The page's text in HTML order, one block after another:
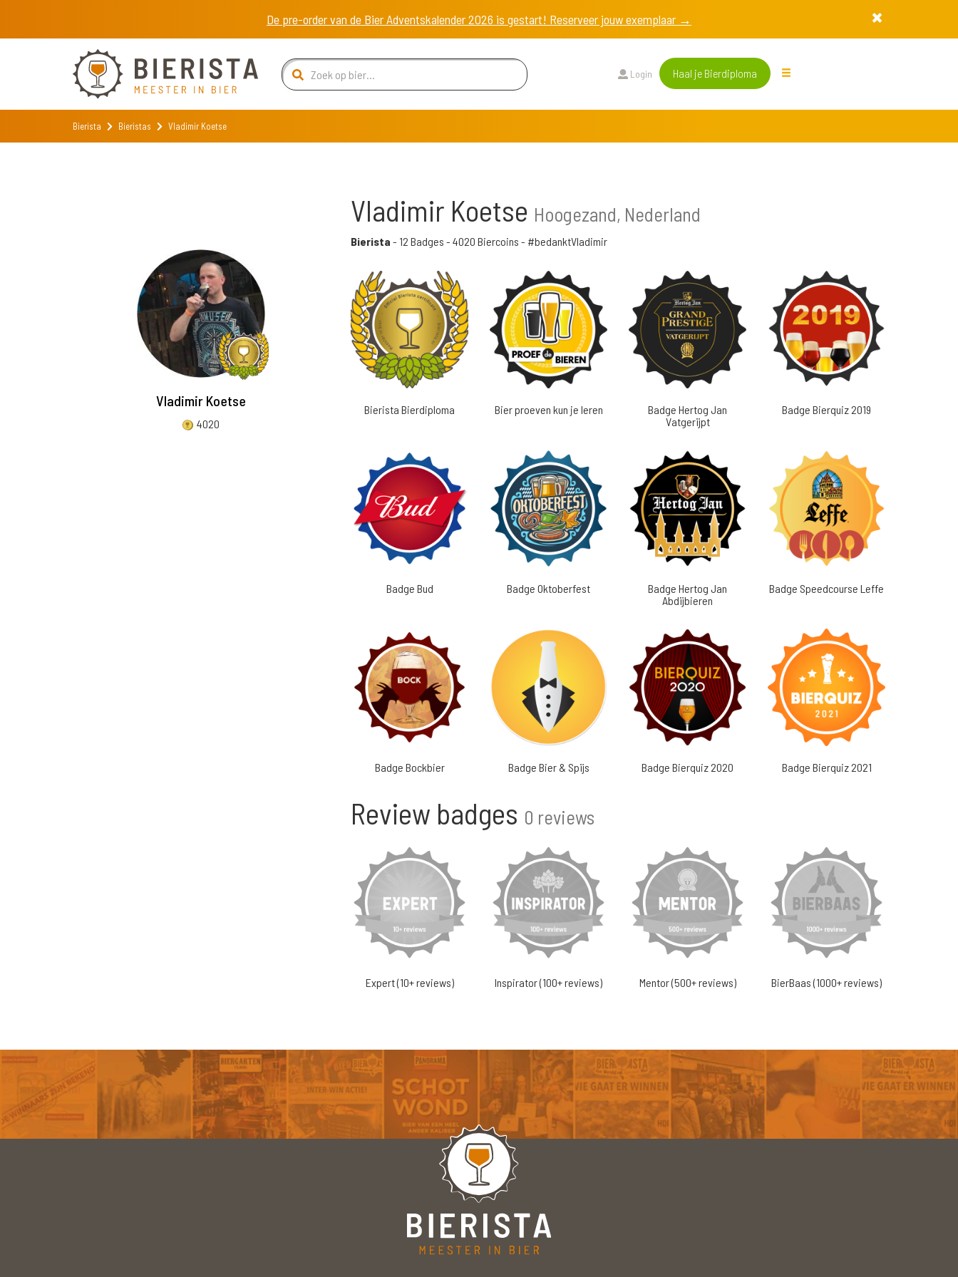
De pre-order van de Bier Adventskalender 2026 is gestart! Reserveer jouw exemplaar →
Login Haal je Bierdiploma
Bierista Bieristas Vladimir Koetse
Vladimir Koetse
4020
Vladimir Koetse Hoogezand, Nederland
Bierista - 12 Badges - 4020 Biercoins - #bedanktVladimir
Bierista Bierdiploma Bier proeven kun je leren
Badge Hertog Jan
Vatgerijpt
Badge Bierquiz 2019
Badge Bud Badge Oktoberfest
Badge Hertog Jan
Abdijbieren
Badge Speedcourse Leffe
Badge Bockbier Badge Bier & Spijs Badge Bierquiz 2020 Badge Bierquiz 2021
Review badges 0 reviews
Expert (10+ reviews) Inspirator (100+ reviews) Mentor (500+ reviews) BierBaas (1000+ reviews)